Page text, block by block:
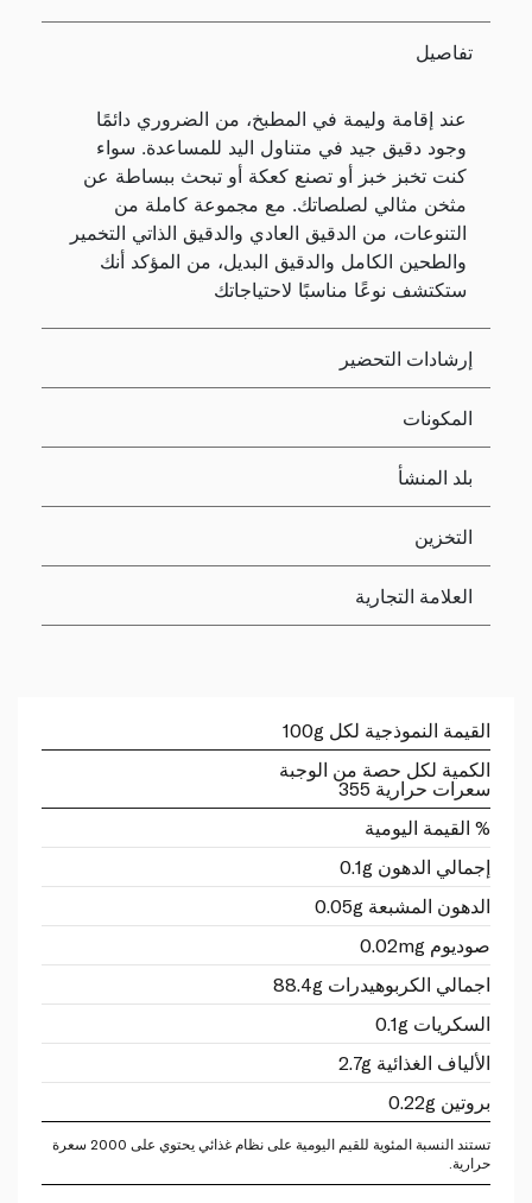
تفاصيل
عند إقامة وليمة في المطبخ، من الضروري دائمًا
وجود دقيق جيد في متناول اليد للمساعدة. سواء
كنت تخبز خبز أو تصنع كعكة أو تبحث ببساطة عن
مثخن مثالي لصلصاتك. مع مجموعة كاملة من
التنوعات، من الدقيق العادي والدقيق الذاتي التخمير
والطحين الكامل والدقيق البديل، من المؤكد أنك
ستكتشف نوعًا مناسبًا لاحتياجاتك
إرشادات التحضير
المكونات
بلد المنشأ
التخزين
العلامة التجارية
القيمة النموذجية لكل 100g
الكمية لكل حصة من الوجبة
سعرات حرارية 355
% القيمة اليومية
إجمالي الدهون 0.1g
الدهون المشبعة 0.05g
صوديوم 0.02mg
اجمالي الكربوهيدرات 88.4g
السكريات 0.1g
الألياف الغذائية 2.7g
بروتين 0.22g
تستند النسبة المئوية للقيم اليومية على نظام غذائي يحتوي على 2000 سعرة
حرارية.